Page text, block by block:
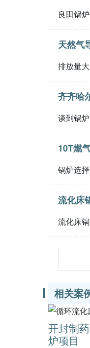
良田锅
天然气
排放量
齐齐哈
谈到锅
10T燃
锅炉选
流化床
流化床
相关案
开封制
炉项目